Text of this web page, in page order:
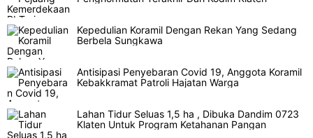
Kepedulian Koramil Dengan Rekan Yang Sedang
Berbela Sungkawa
Antisipasi Penyebaran Covid 19, Anggota Koramil
Kebakkramat Patroli Hajatan Warga
Lahan Tidur Seluas 1,5 ha , Dibuka Dandim 0723
Klaten Untuk Program Ketahanan Pangan